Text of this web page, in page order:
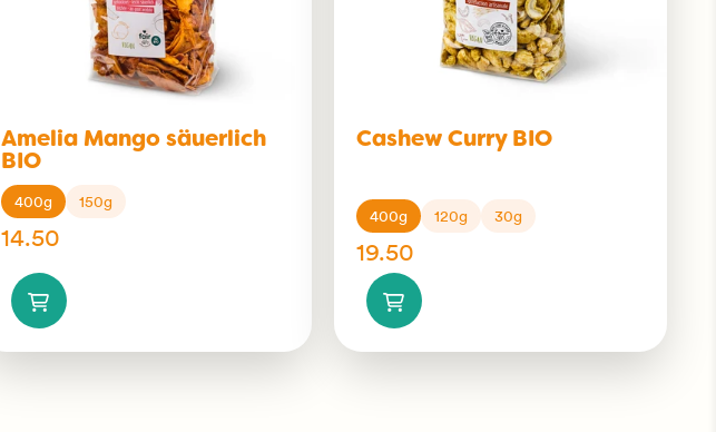
Amelia Mango säuerlich
BIO
400g 150g
14.50
Cashew Curry BIO
400g 120g 30g
19.50